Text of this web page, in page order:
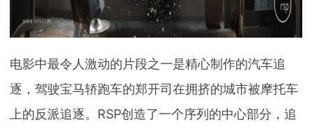
电影中最令人激动的片段之一是精心制作的汽车追
逐，驾驶宝马轿跑车的郑开司在拥挤的城市被摩托车
上的反派追逐。RSP创造了一个序列的中心部分，追